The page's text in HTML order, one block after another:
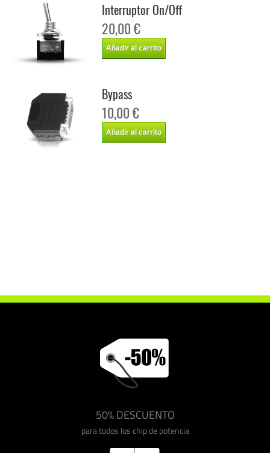
Interruptor On/Off
20,00 €
Añadir al carrito
Bypass
10,00 €
Añadir al carrito
50% DESCUENTO
para todos los chip de potencia